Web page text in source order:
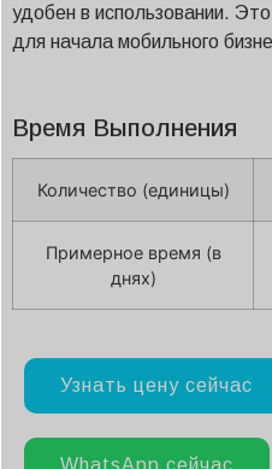
удобен в использовании.
для начала мобильного
Время Выполнения
Количество (единицы)
Примерное время (в
днях)
Узнать цену сейчас